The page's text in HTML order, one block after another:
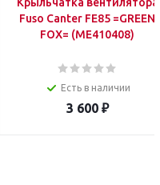
Fuso Canter FE85 =GREEN
FOX= (ME410408)
Есть в наличии
3 600₽